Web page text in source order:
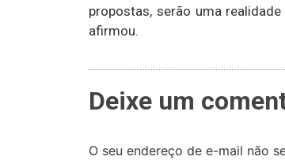
propostas, serão uma
afirmou.
Deixe um
O seu endereço de e-mail não